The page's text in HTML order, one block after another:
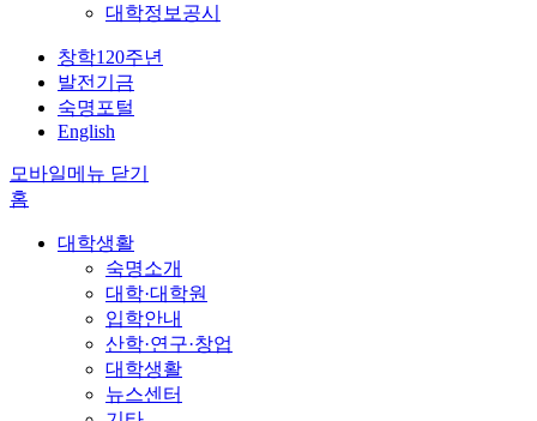
대학정보공시
창학120주년
발전기금
숙명포털
English
모바일메뉴 닫기
홈
대학생활
숙명소개
대학·대학원
입학안내
산학·연구·창업
대학생활
뉴스센터